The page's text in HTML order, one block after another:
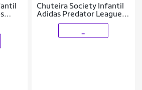
Chuteira Society Infantil
Adidas Predator League
Com Língua Dobrável